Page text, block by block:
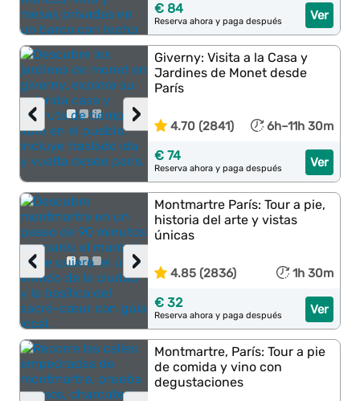
Ver
€ 84
Reserva ahora y paga después
›
‹
Giverny: Visita a la Casa y
Jardines de Monet desde
París
4.70 (2841) 6h–11h 30m
Ver
€ 74
Reserva ahora y paga después
›
‹
Montmartre París: Tour a pie,
historia del arte y vistas
únicas
4.85 (2836) 1h 30m
Ver
€ 32
Reserva ahora y paga después
Montmartre, París: Tour a pie
de comida y vino con
degustaciones